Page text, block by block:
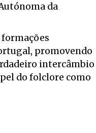
da
promovendo
intercâmbio
do folclore como